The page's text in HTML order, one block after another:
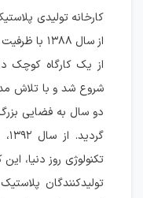
کارخانه تولیدی
شروع شد و با تلاش
دو سال به فضایی
تکنولوژی روز دنیا،
تولیدکنندگان